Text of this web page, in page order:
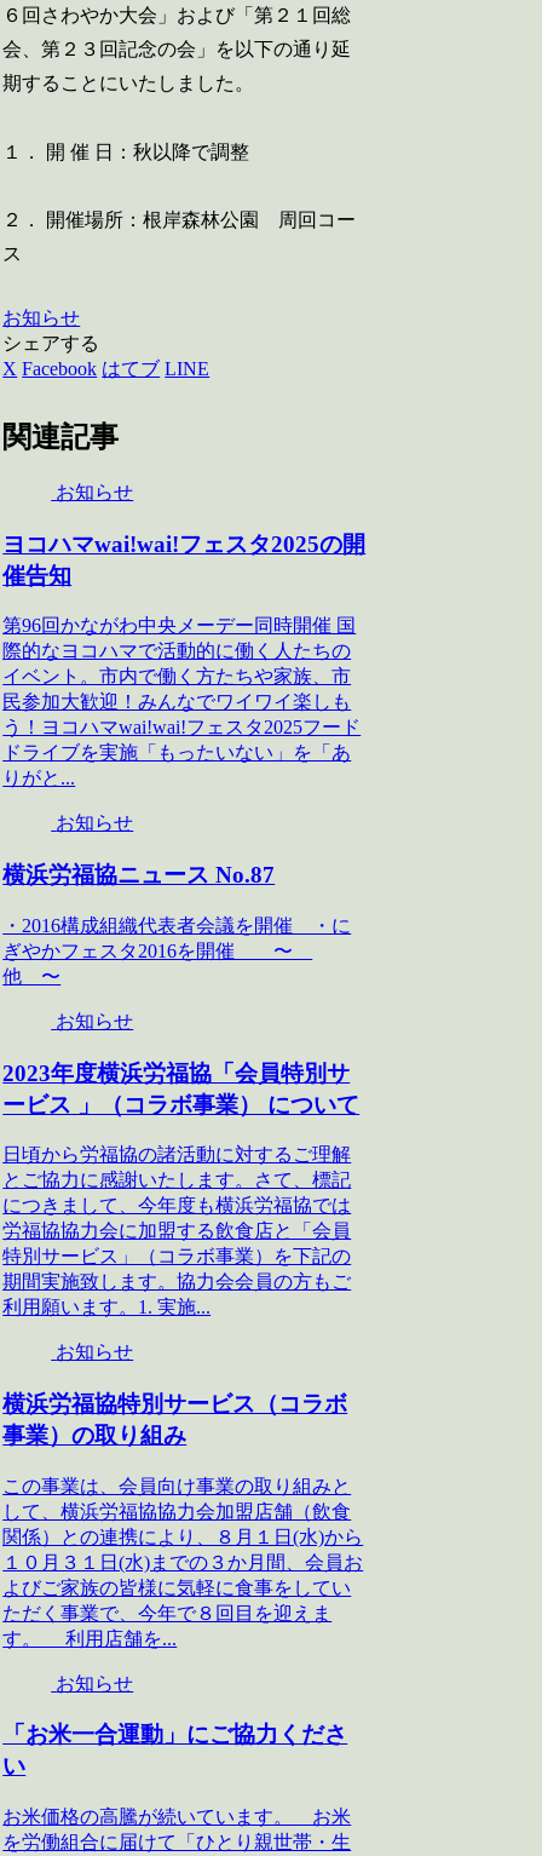
６回さわやか大会」および「第２１回総
会、第２３回記念の会」を以下の通り延
期することにいたしました。
１． 開 催 日：秋以降で調整
２． 開催場所：根岸森林公園 周回コー
ス
お知らせ
シェアする
X Facebook はてブ LINE
関連記事
お知らせ
ヨコハマwai!wai!フェスタ2025の開
催告知
第96回かながわ中央メーデー同時開催 国
際的なヨコハマで活動的に働く人たちの
イベント。市内で働く方たちや家族、市
民参加大歓迎！みんなでワイワイ楽しも
う！ヨコハマwai!wai!フェスタ2025フード
ドライブを実施「もったいない」を「あ
りがと...
お知らせ
横浜労福協ニュース No.87
・2016構成組織代表者会議を開催 ・に
ぎやかフェスタ2016を開催 〜
他 〜
お知らせ
2023年度横浜労福協「会員特別サ
ービス 」（コラボ事業） について
日頃から労福協の諸活動に対するご理解
とご協力に感謝いたします。さて、標記
につきまして、今年度も横浜労福協では
労福協協力会に加盟する飲食店と「会員
特別サービス」（コラボ事業）を下記の
期間実施致します。協力会会員の方もご
利用願います。1. 実施...
お知らせ
横浜労福協特別サービス（コラボ
事業）の取り組み
この事業は、会員向け事業の取り組みと
して、横浜労福協協力会加盟店舗（飲食
関係）との連携により、８月１日(水)から
１０月３１日(水)までの３か月間、会員お
よびご家族の皆様に気軽に食事をしてい
ただく事業で、今年で８回目を迎えま
す。 利用店舗を...
お知らせ
「お米一合運動」にご協力くださ
い
お米価格の高騰が続いています。 お米
を労働組合に届けて「ひとり親世帯・生